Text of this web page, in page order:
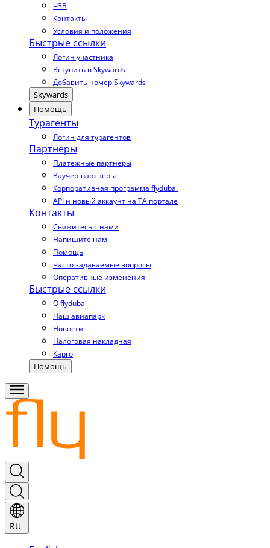
ЧЗВ
Контакты
Условия и положения
Быстрые ссылки
Логин участника
Вступить в Skywards
Добавить номер Skywards
Skywards
Помощь
Турагенты
Логин для турагентов
Партнеры
Платежные партнеры
Ваучер-партнеры
Корпоративная программа flydubai
API и новый аккаунт на TA портале
Контакты
Свяжитесь с нами
Напишите нам
Помощь
Часто задаваемые вопросы
Оперативные изменения
Быстрые ссылки
О flydubai
Наш авиапарк
Новости
Налоговая накладная
Карго
Помощь
RU